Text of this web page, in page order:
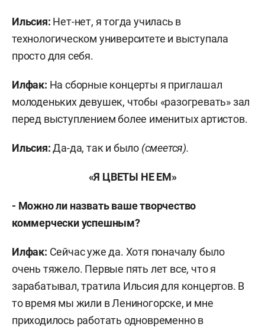
Ильсия: Нет-нет, я тогда училась в
технологическом университете и выступала
просто для себя.
Илфак: На сборные концерты я приглашал
молоденьких девушек, чтобы «разогревать» зал
перед выступлением более именитых артистов.
Ильсия:Да-да, так и было (смеется).
«Я ЦВЕТЫ НЕ ЕМ»
- Можно ли назвать ваше творчество
коммерчески успешным?
Илфак: Сейчас уже да. Хотя поначалу было
очень тяжело. Первые пять лет все, что я
зарабатывал, тратила Ильсия для концертов. В
то время мы жили в Лениногорске, и мне
приходилось работать одновременно в